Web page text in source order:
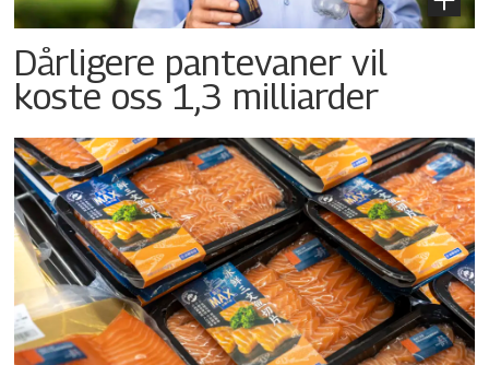
Dårligere pantevaner vil
koste oss 1,3 milliarder